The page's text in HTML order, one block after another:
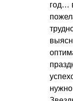
год…